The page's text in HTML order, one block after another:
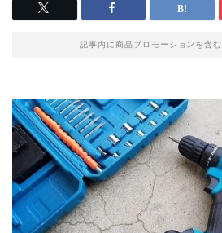
記事内に商品プロモーションを含